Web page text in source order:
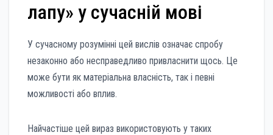
лапу» у сучасній мові
У сучасному розумінні цей вислів означає спробу
незаконно або несправедливо привласнити щось. Це
може бути як матеріальна власність, так і певні
можливості або вплив.
Найчастіше цей вираз використовують у таких